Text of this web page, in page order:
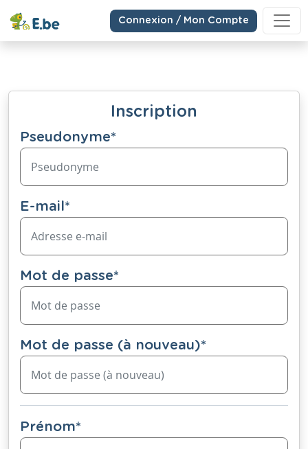
Connexion / Mon Compte
Inscription
Pseudonyme*
E-mail*
Mot de passe*
Mot de passe (à nouveau)*
Prénom*